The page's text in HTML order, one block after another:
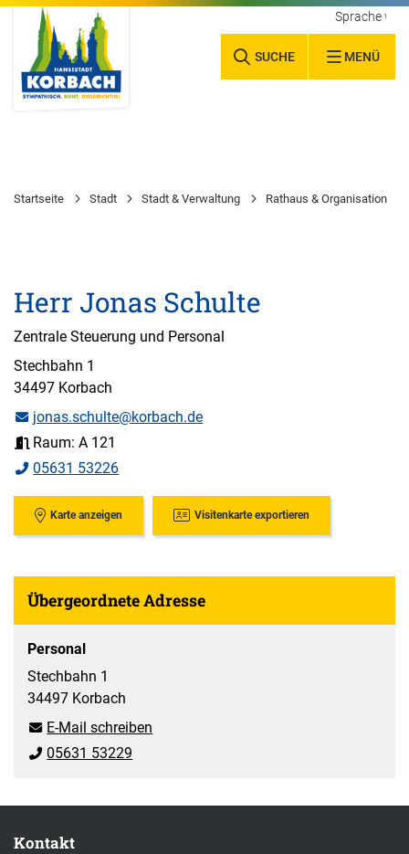
SUCHE MENÜ
Sprache
Startseite Stadt Stadt & Verwaltung Rathaus & Organisation
Herr Jonas Schulte
Zentrale Steuerung und Personal
Stechbahn 1
34497 Korbach
jonas.schulte@korbach.de
Raum: A 121
05631 53226
Karte anzeigen Visitenkarte exportieren
Übergeordnete Adresse
Personal
Stechbahn 1
34497 Korbach
E-Mail schreiben
05631 53229
Kontakt